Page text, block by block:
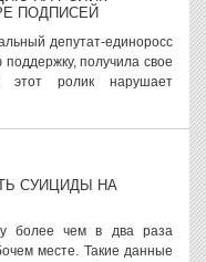
ПОДПИСЕЙ
депутат-единоросс
получила свое
этот ролик нарушает
СУИЦИДЫ НА
более чем в два раза
месте. Такие данные